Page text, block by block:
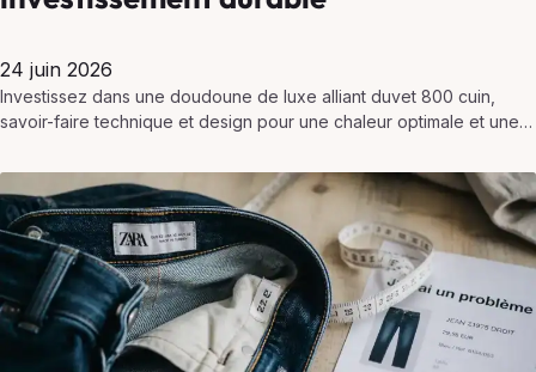
24 juin 2026
Investissez dans une doudoune de luxe alliant duvet 800 cuin,
savoir-faire technique et design pour une chaleur optimale et une